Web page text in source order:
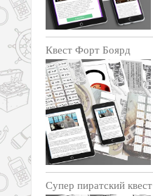
Квест Форт Боярд
Супер пиратский квест